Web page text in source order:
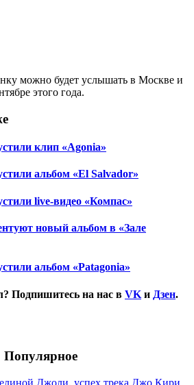
можно будет услышать в Москве и
этого года.
клип «Agonia»
альбом «El Salvador»
live-видео «Компас»
новый альбом в «Зале
альбом «Patagonia»
Подпишитесь на нас в VK и Дзен.
Популярное
Джоли, успех трека Джо Кири